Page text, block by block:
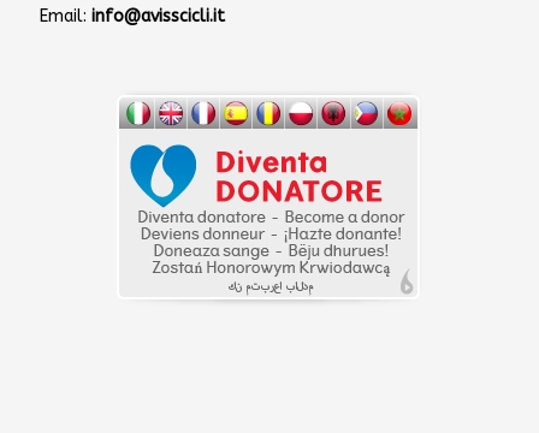
Email: info@avisscicli.it